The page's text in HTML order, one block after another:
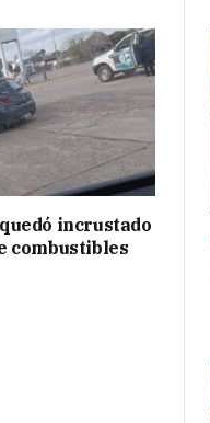
incrustado
combustibles